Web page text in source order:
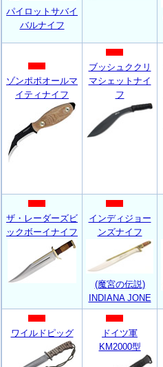
パイロットサバイ
バルナイフ
ゾンポポオールマ
イティナイフ
ブッシュククリ
マシェットナイ
フ
ザ・レーダーズビ
ックボーイナイフ
インディジョー
ンズナイフ
(魔宮の伝説)
INDIANA JONE
ワイルドピッグ
ドイツ軍
KM2000型